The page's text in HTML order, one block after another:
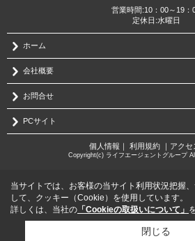
営業時間:10：00～19：
定休日:水曜日
ホーム
会社概要
お問合せ
PCサイト
個人情報 利用規約｜ アクセ
Copyright(c) ライフエージェントグループ
当サイトでは、お客様の当サイト利用状況把握
して、クッキー（Cookie）を使用しています。
詳しくは、当社の 「Cookieの取扱いについて」
閉じる